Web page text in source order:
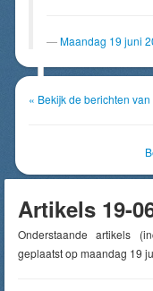
Maandag 19 juni
« Bekijk de berichten
Artikels 19-
Onderstaande artikels
geplaatst op maandag 19